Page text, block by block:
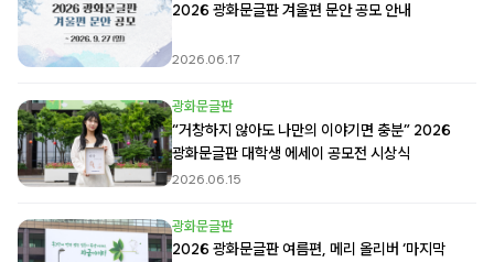
2026 광화문글판 겨울편 문안 공모 안내
2026.06.17
광화문글판
“거창하지 않아도 나만의 이야기면 충분” 2026
광화문글판 대학생 에세이 공모전 시상식
2026.06.15
광화문글판
2026 광화문글판 여름편, 메리 올리버 ‘마지막